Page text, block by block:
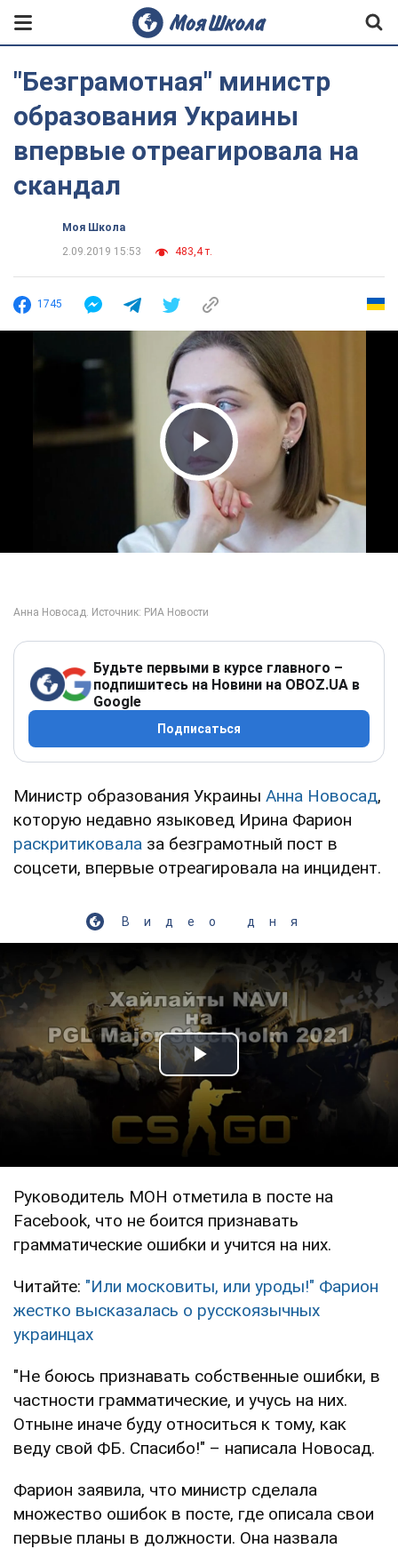
"Безграмотная" министр
образования Украины
впервые отреагировала на
скандал
Моя Школа
2.09.2019 15:53
483,4 т.
1745
Play Video
Будьте первыми в курсе главного –
подпишитесь на Новини на OBOZ.UA в
Google
Подписаться
Министр образования Украины Анна Новосад,
которую недавно языковед Ирина Фарион
раскритиковала за безграмотный пост в
соцсети, впервые отреагировала на инцидент.
Видео дня
Play Video
Руководитель МОН отметила в посте на
Facebook, что не боится признавать
грамматические ошибки и учится на них.
Читайте: "Или московиты, или уроды!" Фарион
жестко высказалась о русскоязычных
украинцах
"Не боюсь признавать собственные ошибки, в
частности грамматические, и учусь на них.
Отныне иначе буду относиться к тому, как
веду свой ФБ. Спасибо!" – написала Новосад.
Фарион заявила, что министр сделала
множество ошибок в посте, где описала свои
первые планы в должности. Она назвала